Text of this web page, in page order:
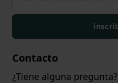
Contacto
¿Tiene alguna